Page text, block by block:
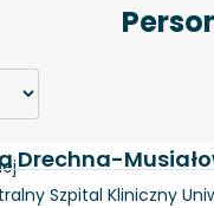
Drechna-
Szpital Kliniczny